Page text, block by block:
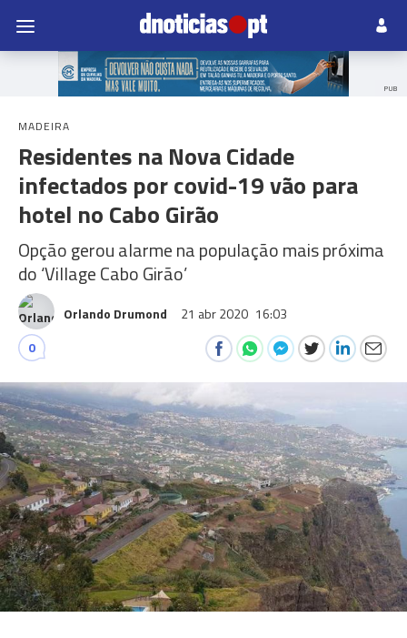
PUB
MADEIRA
Residentes na Nova Cidade
infectados por covid-19 vão para
hotel no Cabo Girão
Opção gerou alarme na população mais próxima
do ‘Village Cabo Girão’
Orlando Drumond 21 abr 2020 16:03
0